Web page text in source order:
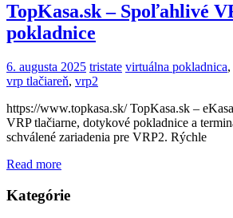
TopKasa.sk – Spoľahlivé
pokladnice
6. augusta 2025 tristate virtuálna pokladnica,
vrp tlačiareň, vrp2
https://www.topkasa.sk/ TopKasa.sk –
VRP tlačiarne, dotykové pokladnice a
schválené zariadenia pre VRP2. Rýchle
Read more
Kategórie